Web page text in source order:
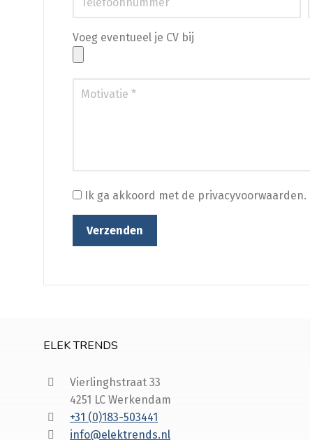
Voeg eventueel je CV bij
Ik ga akkoord met de privacyvoorwaarden.
ELEK TRENDS
Vierlinghstraat 33
4251 LC Werkendam
+31 (0)183-503441
info@elektrends.nl